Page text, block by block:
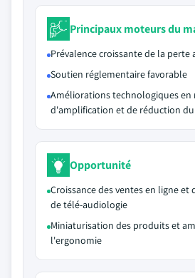
Principaux moteurs du
Prévalence croissante de la perte
Soutien réglementaire favorable
Améliorations technologiques en
d'amplification et de réduction
Opportunité
Croissance des ventes en ligne et
de télé-audiologie
Miniaturisation des produits et
l'ergonomie